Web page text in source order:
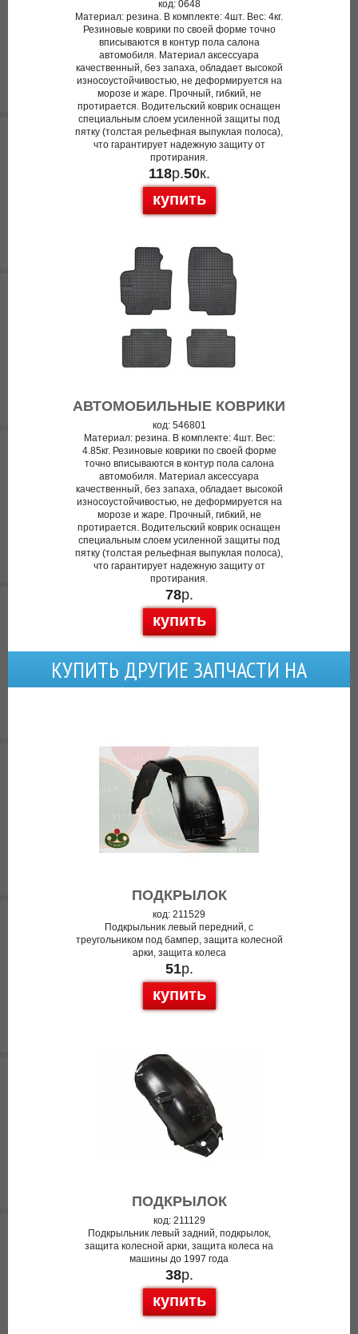
код: 0648
Материал: резина. В комплекте: 4шт. Вес: 4кг.
Резиновые коврики по своей форме точно
вписываются в контур пола салона
автомобиля. Материал аксессуара
качественный, без запаха, обладает высокой
износоустойчивостью, не деформируется на
морозе и жаре. Прочный, гибкий, не
протирается. Водительский коврик оснащен
специальным слоем усиленной защиты под
пятку (толстая рельефная выпуклая полоса),
что гарантирует надежную защиту от
протирания.
118р.50к.
купить
АВТОМОБИЛЬНЫЕ КОВРИКИ
код: 546801
Материал: резина. В комплекте: 4шт. Вес:
4.85кг. Резиновые коврики по своей форме
точно вписываются в контур пола салона
автомобиля. Материал аксессуара
качественный, без запаха, обладает высокой
износоустойчивостью, не деформируется на
морозе и жаре. Прочный, гибкий, не
протирается. Водительский коврик оснащен
специальным слоем усиленной защиты под
пятку (толстая рельефная выпуклая полоса),
что гарантирует надежную защиту от
протирания.
78р.
купить
КУПИТЬ ДРУГИЕ ЗАПЧАСТИ НА
ПОДКРЫЛОК
код: 211529
Подкрыльник левый передний, с
треугольником под бампер, защита колесной
арки, защита колеса
51р.
купить
ПОДКРЫЛОК
код: 211129
Подкрыльник левый задний, подкрылок,
защита колесной арки, защита колеса на
машины до 1997 года
38р.
купить